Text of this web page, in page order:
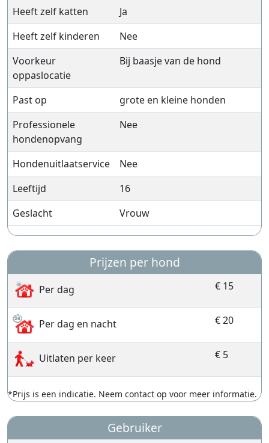
Heeft zelf katten
Ja
Heeft zelf kinderen
Nee
Voorkeur
oppaslocatie
Bij baasje van de hond
Past op
grote en kleine honden
Professionele
hondenopvang
Nee
Hondenuitlaatservice
Nee
Leeftijd
16
Geslacht
Vrouw
Prijzen per hond
Per dag € 15
Per dag en nacht € 20
Uitlaten per keer € 5
*Prijs is een indicatie. Neem contact op voor meer informatie.
Gebruiker